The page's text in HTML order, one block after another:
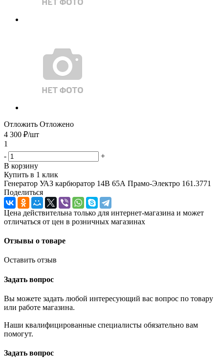
Отложить Отложено
4 300 ₽/шт
1
-
+
В корзину
Купить в 1 клик
Генератор УАЗ карбюратор 14В 65А Прамо-Электро 161.3771
Поделиться
Цена действительна только для интернет-магазина и может
отличаться от цен в розничных магазинах
Отзывы о товаре
Оставить отзыв
Задать вопрос
Вы можете задать любой интересующий вас вопрос по товару
или работе магазина.
Наши квалифицированные специалисты обязательно вам
помогут.
Задать вопрос